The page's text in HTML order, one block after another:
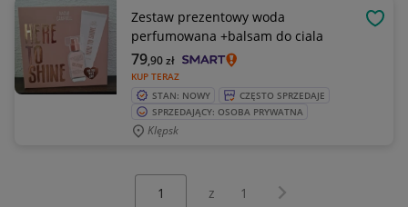
Zestaw prezentowy woda
perfumowana +balsam do ciala
KUP TERAZ
79,90zł
STAN: NOWY
CZĘSTO SPRZEDAJE
SPRZEDAJĄCY: OSOBA PRYWATNA
Klępsk
z 1 Następna strona